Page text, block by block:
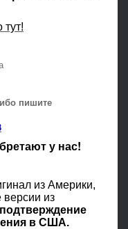
пишите
у нас!
из Америки,
версии из
в США.